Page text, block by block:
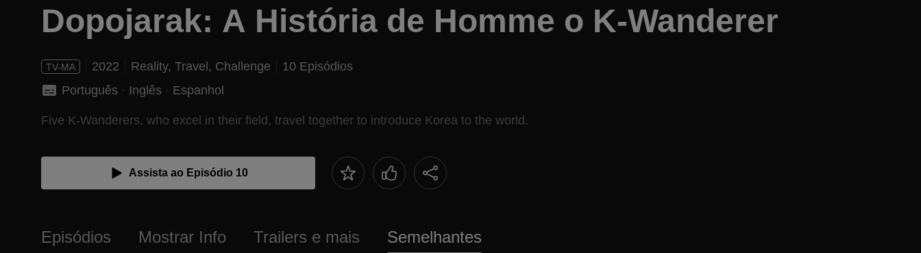
Dopojarak: A História de Homme o K-Wanderer
TV-MA 2022 Reality, Travel, Challenge
10 Episódios
Português · Inglês · Espanhol
Five K-Wanderers, who excel in their field, travel together to introduce Korea to the world.
Assista ao Episódio 10
Episódios Mostrar Info Trailers e mais Semelhantes